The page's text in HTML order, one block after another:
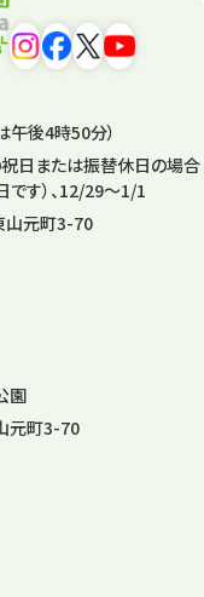
14
後4時50分）
日または振替休日の場合
す）、12/29～1/1
山元町3-70
園
元町3-70